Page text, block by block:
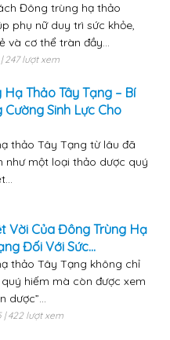
Đông trùng hạ thảo
phụ nữ duy trì sức khỏe,
và cơ thể tràn đầy...
| 247 lượt xem
Thảo Tây Tạng – Bí
Cường Sinh Lực Cho
thảo Tây Tạng từ lâu đã
như một loại thảo dược quý
Vời Của Đông Trùng Hạ
Đối Với Sức...
thảo Tây Tạng không chỉ
hiếm mà còn được xem
dược”...
| 422 lượt xem